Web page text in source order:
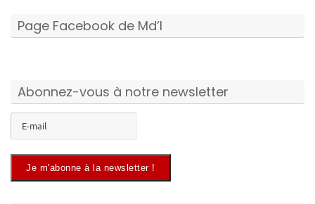
Page Facebook de Md’I
Abonnez-vous à notre newsletter